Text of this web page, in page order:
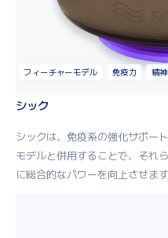
フィーチャーモデル 免疫力 精
シック
シックは、免疫系の強化サポー
モデルと併用することで、それ
に総合的なパワーを向上させます